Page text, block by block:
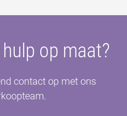
op maat?
contact op met ons